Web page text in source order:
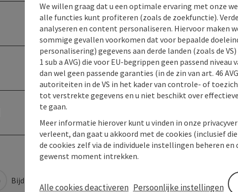
Bijdrage printen
We willen graag dat u een optimale ervaring met onze
alle functies kunt profiteren (zoals de zoekfunctie).
analyseren en content personaliseren. Hiervoor maken
sommige gevallen voorkomen dat voor bepaalde
personalisering) gegevens aan derde landen (zoals de
1 sub a AVG) die voor EU-begrippen geen passend
dan wel geen passende garanties (in de zin van art. 46
autoriteiten in de VS in het kader van controle- of
tot verstrekte gegevens en u niet beschikt over
te gaan.
Meer informatie hierover kunt u vinden in onze
verleent, dan gaat u akkoord met de cookies (inclusief die
de cookies zelf via de individuele instellingen beheren
gewenst moment intrekken.
Alle cookies deactiveren Persoonlijke instellingen